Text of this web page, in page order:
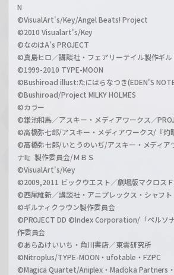
N
©VisualArt's/Key/Angel Beats! Project
©2010 Visualart's/Key
©なのはA's PROJECT
©真島ヒロ／講談社・フェアリーテイル製作ギ
©1999-2010 TYPE-MOON
©Bushiroad illust:たにはらなつき(EDEN'S
©Bushiroad/Project MILKY HOLMES
©カラー
©鎌池和馬／アスキー・メディアワークス／
©高橋弥七郎/アスキー・メディアワークス/『灼
©高橋弥七郎/いとうのいぢ/アスキー・メディア
ナII』製作委員会/ＭＢＳ
©VisualArt's/Key
©2009,2011 ビックウエスト／劇場版マクロス
©西尾維新／講談社・アニプレックス・シャフト
©ギルティクラウン製作委員会
©PROJECT DD ©Index Corporation/「ペルソ
作委員会
©あらゐけいいち・角川書店／東雲研究所
©Nitroplus/TYPE-MOON・ufotable・FZPC
©Magica Quartet/Aniplex・Madoka Partners